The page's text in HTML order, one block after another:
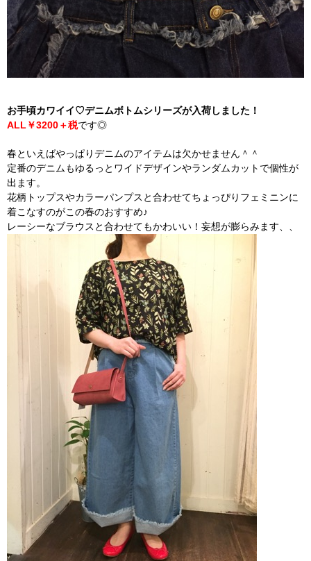
お手頃カワイイ♡デニムボトムシリーズが入荷しました！
ALL￥3200＋税です◎
春といえばやっぱりデニムのアイテムは欠かせません＾＾
定番のデニムもゆるっとワイドデザインやランダムカットで個性が
出ます。
花柄トップスやカラーパンプスと合わせてちょっぴりフェミニンに
着こなすのがこの春のおすすめ♪
レーシーなブラウスと合わせてもかわいい！妄想が膨らみます、、